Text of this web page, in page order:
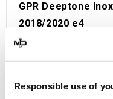
Responsible use of
GPR Deeptone
2018/2020 e4
CO.E4.H.233.DE
Viene fornito con